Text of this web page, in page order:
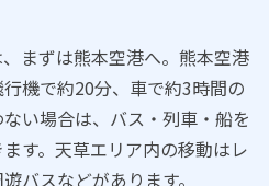
まずは熊本空港へ。熊本空港
機で約20分、車で約3時間の
い場合は、バス・列車・船を
す。天草エリア内の移動はレ
バスなどがあります。